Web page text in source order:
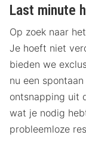
Last minute
Op zoek naar
Je hoeft niet
bieden we
nu een spontaan
ontsnapping uit
wat je nodig
probleemloze